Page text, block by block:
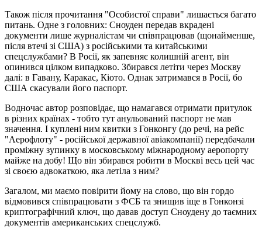
Також після прочитання "Особистої справи" лишається багато
питань. Одне з головних: Сноуден передав вкрадені
документи лише журналістам чи співпрацював (щонайменше,
після втечі зі США) з російськими та китайськими
спецслужбами? В Росії, як запевняє колишній агент, він
опинився цілком випадково. Збирався летіти через Москву
далі: в Гавану, Каракас, Кіото. Однак затримався в Росії, бо
США скасували його паспорт.
Водночас автор розповідає, що намагався отримати притулок
в різних країнах - тобто тут анульований паспорт не мав
значення. І куплені ним квитки з Гонконгу (до речі, на рейс
"Аерофлоту" - російської державної авіакомпанії) передбачали
проміжну зупинку в московському міжнародному аеропорту
майже на добу! Що він збирався робити в Москві весь цей час
зі своєю адвокаткою, яка летіла з ним?
Загалом, ми маємо повірити йому на слово, що він гордо
відмовився співпрацювати з ФСБ та знищив іще в Гонконзі
криптографічний ключ, що давав доступ Сноудену до таємних
документів американських спецслужб.